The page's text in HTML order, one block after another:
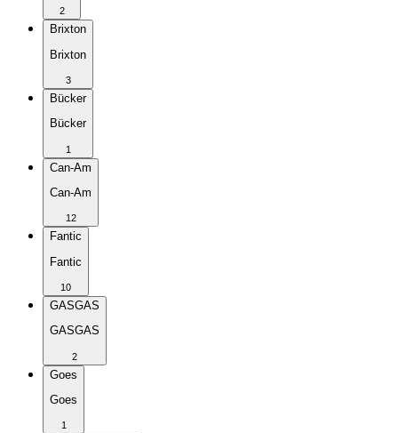
2
Brixton
Brixton
3
Bücker
Bücker
1
Can-Am
Can-Am
12
Fantic
Fantic
10
GASGAS
GASGAS
2
Goes
Goes
1